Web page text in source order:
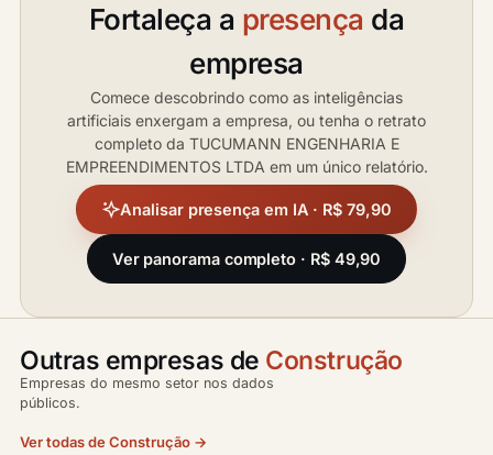
Fortaleça a presença da
empresa
Comece descobrindo como as inteligências
artificiais enxergam a empresa, ou tenha o retrato
completo da TUCUMANN ENGENHARIA E
EMPREENDIMENTOS LTDA em um único relatório.
Analisar presença em IA · R$ 79,90
Ver panorama completo · R$ 49,90
Outras empresas de Construção
Empresas do mesmo setor nos dados
públicos.
Ver todas de Construção →